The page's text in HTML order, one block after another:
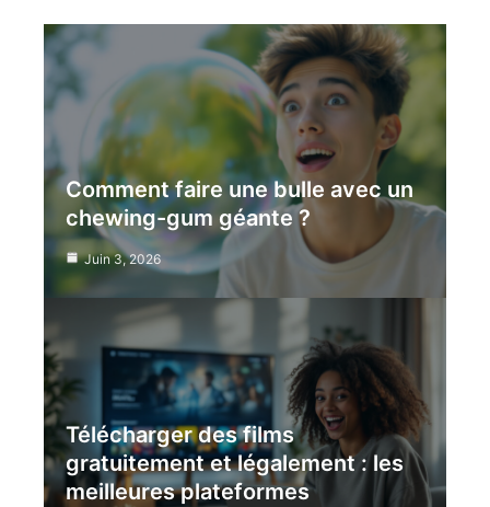
Comment faire une bulle avec un
chewing-gum géante ?
Juin 3, 2026
Télécharger des films
gratuitement et légalement : les
meilleures plateformes